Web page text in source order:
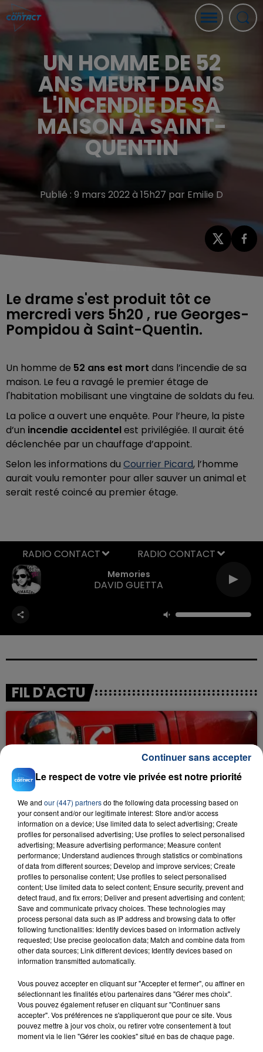
UN HOMME DE 52
ANS MEURT DANS
L'INCENDIE DE SA
MAISON À SAINT-
QUENTIN
Publié : 9 mars 2022 à 15h27 par Emilie D
Le drame s'est produit tôt ce
mercredi vers 5h20 , rue Georges-
Pompidou à Saint-Quentin.
Un homme de 52 ans est mort dans l’incendie de sa
maison. Le feu a ravagé le premier étage de
l'habitation mobilisant une vingtaine de soldats du feu.
La police a ouvert une enquête. Pour l’heure, la piste
d’un incendie accidentelest privilégiée. Il aurait été
déclenchée par un chauffage d’appoint.
Selon les informations du Courrier Picard, l’homme
aurait voulu remonter pour aller sauver un animal et
serait resté coincé au premier étage.
Memories
DAVID GUETTA
RADIO CONTACT
FIL D'ACTU
23 juillet 2026
INCENDIE MORTEL À LENS : UNE FEMME ET
SON BÉBÉ ENTRE LA VIE ET LA...
Un homme s'est immolé par le feu après avoir
aspergé sa compagne et leur bébé de trois mois
d'un liquide inflammable.
20 juillet 2026
UNE ADOLESCENTE DEVANT SE FAIRE
OPÉRER DE LA CHEVILLE RESSORT DE LA...
La famille a porté plainte contre la clinique qui a
reconnu sa responsabilité et présenté ses
excuses.
TITRES DIFFUSÉS
Le respect de votre vie privée est notre priorité
We and our (447) partnersdo the following data processing based on
your consent and/or our legitimate interest: Store and/or access
information on a device; Use limited data to select advertising; Create
profiles for personalised advertising; Use profiles to select personalised
advertising; Measure advertising performance; Measure content
performance; Understand audiences through statistics or combinations
of data from different sources; Develop and improve services; Create
profiles to personalise content; Use profiles to select personalised
content; Use limited data to select content; Ensure security, prevent and
detect fraud, and fix errors; Deliver and present advertising and content;
Save and communicate privacy choices. These technologies may
process personal data such as IP address and browsing data to offer
following functionalities: Identify devices based on information actively
requested; Use precise geolocation data; Match and combine data from
other data sources; Link different devices; Identify devices based on
information transmitted automatically.
Vous pouvez accepter en cliquant sur "Accepter et fermer", ou affiner en
sélectionnant les finalités et/ou partenaires dans "Gérer mes choix".
Vous pouvez également refuser en cliquant sur "Continuer sans
accepter". Vos préférences ne s'appliqueront que pour ce site. Vous
pouvez mettre à jour vos choix, ou retirer votre consentement à tout
moment via le lien "Gérer les cookies" situé en bas de chaque page.
Continuer sans accepter